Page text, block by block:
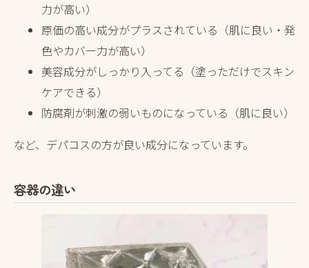
力が高い）
原価の高い成分がプラスされている（肌に良い・発
色やカバー力が高い）
美容成分がしっかり入ってる（塗っただけでスキン
ケアできる）
防腐剤が刺激の弱いものになっている（肌に良い）
など、デパコスの方が良い成分になっています。
容器の違い